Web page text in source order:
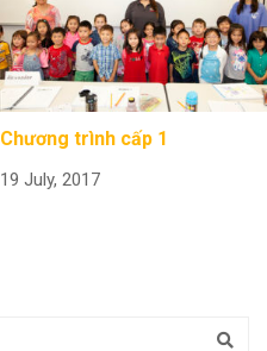
Chương trình cấp 1
19 July, 2017